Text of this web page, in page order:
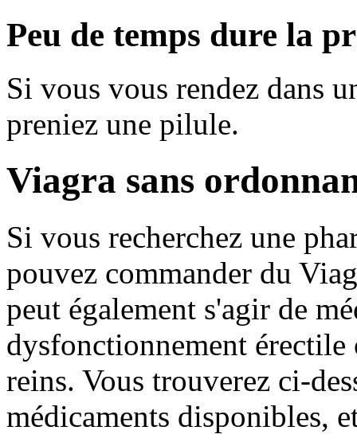
Peu de temps dure la
Si vous vous rendez dans
preniez une pilule.
Viagra sans
Si vous recherchez une
pouvez commander du
peut également s'agir de
dysfonctionnement
reins. Vous trouverez ci-
médicaments disponibles,